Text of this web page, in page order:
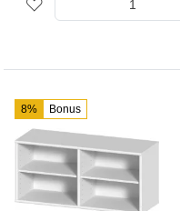
8% Bonus